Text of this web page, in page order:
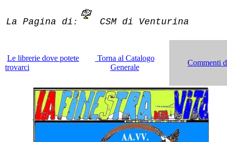
La Pagina di : CSM di Venturina
Le librerie dove potete
trovarci
Torna al Catalogo
Generale
Commenti